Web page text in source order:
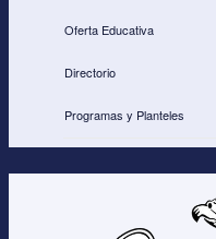
Oferta Educativa
Directorio
Programas y Planteles